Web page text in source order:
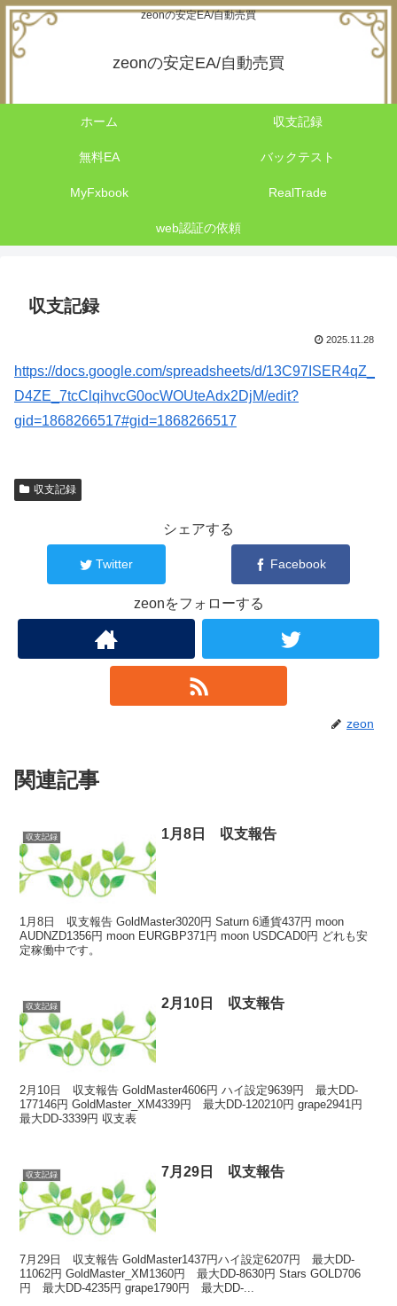
zeonの安定EA/自動売買
zeonの安定EA/自動売買
ホーム 収支記録
無料EA バックテスト
MyFxbook RealTrade
web認証の依頼
収支記録
2025.11.28
https://docs.google.com/spreadsheets/d/13C97ISER4qZ_
D4ZE_7tcClqihvcG0ocWOUteAdx2DjM/edit?
gid=1868266517#gid=1868266517
収支記録
シェアする
Twitter Facebook
zeonをフォローする
zeon
関連記事
収支記録 1月8日 収支報告
1月8日 収支報告 GoldMaster3020円 Saturn 6通貨437円 moon
AUDNZD1356円 moon EURGBP371円 moon USDCAD0円 どれも安
定稼働中です。
収支記録 2月10日 収支報告
2月10日 収支報告 GoldMaster4606円 ハイ設定9639円 最大DD-
177146円 GoldMaster_XM4339円 最大DD-120210円 grape2941円
最大DD-3339円 収支表
収支記録 7月29日 収支報告
7月29日 収支報告 GoldMaster1437円ハイ設定6207円 最大DD-
11062円 GoldMaster_XM1360円 最大DD-8630円 Stars GOLD706
円 最大DD-4235円 grape1790円 最大DD-...